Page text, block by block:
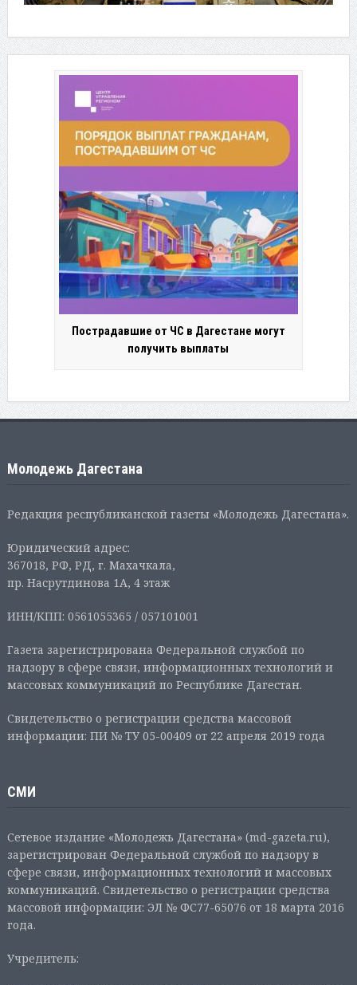
Пострадавшие от ЧС в Дагестане могут
получить выплаты
Молодежь Дагестана
Редакция республиканской газеты «Молодежь Дагестана».
Юридический адрес:
367018, РФ, РД, г. Махачкала,
пр. Насрутдинова 1А, 4 этаж
ИНН/КПП: 0561055365 / 057101001
Газета зарегистрирована Федеральной службой по
надзору в сфере связи, информационных технологий и
массовых коммуникаций по Республике Дагестан.
Свидетельство о регистрации средства массовой
информации: ПИ № ТУ 05-00409 от 22 апреля 2019 года
СМИ
Сетевое издание «Молодежь Дагестана» (md-gazeta.ru),
зарегистрирован Федеральной службой по надзору в
сфере связи, информационных технологий и массовых
коммуникаций. Свидетельство о регистрации средства
массовой информации: ЭЛ № ФС77-65076 от 18 марта 2016
года.
Учредитель: